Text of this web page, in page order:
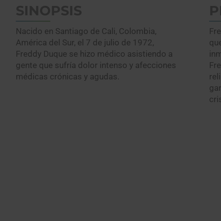
Nacido en Santiago de Cali, Colombia,
América del Sur, el 7 de julio de 1972,
Freddy Duque se hizo médico asistiendo a
gente que sufría dolor intenso y afecciones
médicas crónicas y agudas.